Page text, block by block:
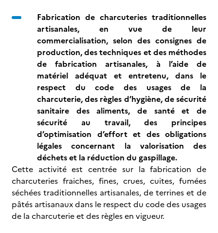
Fabrication de charcuteries traditionnelles
artisanales, en vue de leur
commercialisation, selon des consignes de
production, des techniques et des méthodes
de fabrication artisanales, à l’aide de
matériel adéquat et entretenu, dans le
respect du code des usages
de la
charcuterie, des règles d’hygiène, de sécurité
sanitaire des aliments, de santé et de
sécurité au travail, des principes
d’optimisation d’effort et des obligations
légales concernant la valorisation des
déchets et la réduction du gaspillage.
Cette activité est centrée sur la fabrication de
charcuteries fraiches, fines, crues, cuites, fumées
séchées traditionnelles artisanales, de terrines et de
pâtés artisanaux dans le respect du code des usages
de la charcuterie et des règles en vigueur.